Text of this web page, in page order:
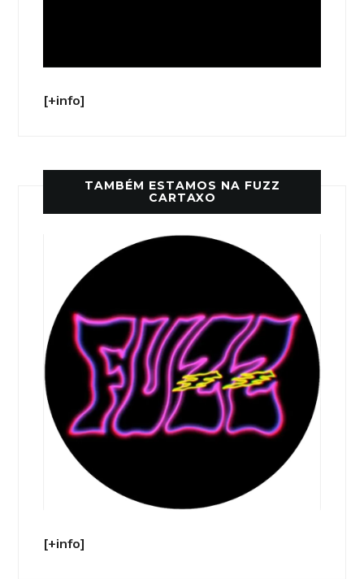
[+info]
TAMBÉM ESTAMOS NA FUZZ
CARTAXO
[+info]